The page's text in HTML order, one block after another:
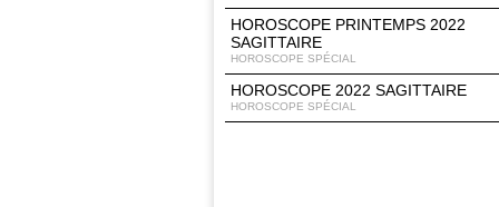
HOROSCOPE PRINTEMPS 2022
SAGITTAIRE
HOROSCOPE SPÉCIAL
HOROSCOPE 2022 SAGITTAIRE
HOROSCOPE SPÉCIAL